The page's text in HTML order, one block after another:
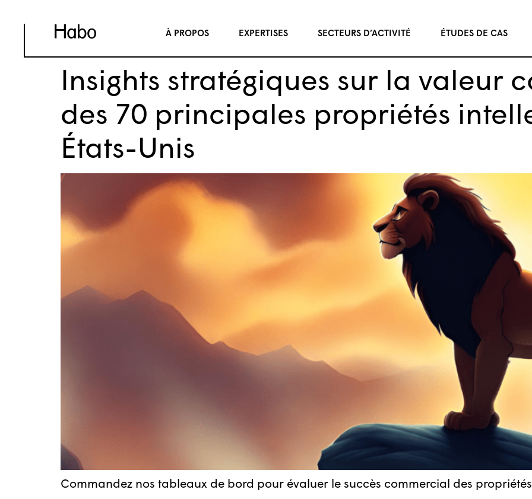
À PROPOS EXPERTISES SECTEURS D’ACTIVITÉ ÉTUDES DE CAS
Insights stratégiques sur la valeur
des 70 principales propriétés
États-Unis
Commandez nos tableaux de bord pour évaluer le succès commercial des